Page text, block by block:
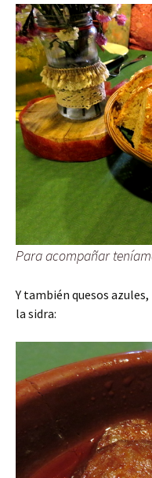
Para acompañar
Y también quesos
la sidra: